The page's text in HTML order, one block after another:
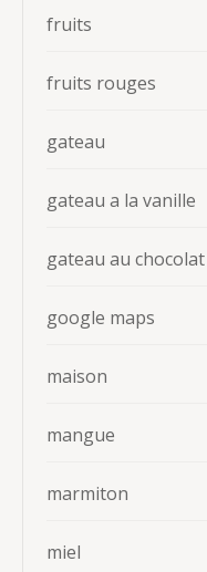
fruits
fruits rouges
gateau
gateau a la vanille
gateau au chocolat
google maps
maison
mangue
marmiton
miel